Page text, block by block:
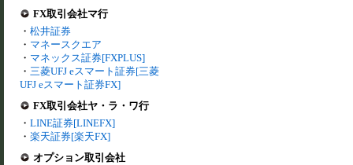
FX取引会社マ行
・ 松井証券
・ マネースクエア
・ マネックス証券[FXPLUS]
・ 三菱UFJ eスマート証券[三菱
UFJ eスマート証券FX]
FX取引会社ヤ・ラ・ワ行
・ LINE証券[LINEFX]
・ 楽天証券[楽天FX]
オプション取引会社